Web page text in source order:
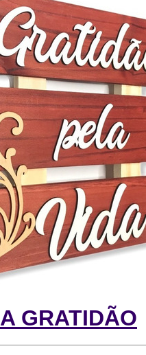
A GRATIDÃO